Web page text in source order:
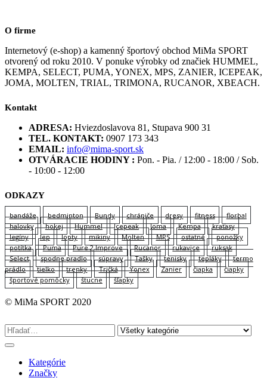
O firme
Internetový (e-shop) a kamenný športový obchod MiMa SPORT
otvorený od roku 2010. V ponuke výrobky od značiek HUMMEL,
KEMPA, SELECT, PUMA, YONEX, MPS, ZANIER, ICEPEAK,
JOMA, MOLTEN, TRIAL, TRIMONA, RUCANOR, XBEACH.
Kontakt
ADRESA: Hviezdoslavova 81, Stupava 900 31
TEL. KONTAKT: 0907 173 343
EMAIL: info@mima-sport.sk
OTVÁRACIE HODINY : Pon. - Pia. / 12:00 - 18:00 / Sob.
- 10:00 - 12:00
ODKAZY
bandáže bedminton Bundy chrániče dresy fitness
florbal
halovky
hokej Hummel Icepeak Joma Kempa
kraťasy
legíny
lep lopty mikiny Molten MPS ostatné
ponožky
potítka
Puma Pure 2 Improve Rucanor rukavice
ruksak
Select
spodne pradlo súpravy Tašky tenisky tepláky
termo
prádlo
tielko trenky Tričká Yonex Zanier čiapka
čiapky
športové pomôcky
štucne šľapky
© MiMa SPORT 2020
Kategórie
Značky